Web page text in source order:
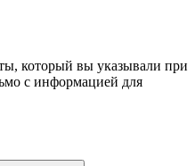
который вы указывали при
с информацией для